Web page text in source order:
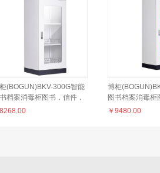
(BOGUN)BKV-300G智能
档案消毒柜图书，信件，
单等臭氧自动消毒 加厚冷
8268.00
博柜
图书档案消毒柜
验单臭氧+紫外
￥ 9480.00